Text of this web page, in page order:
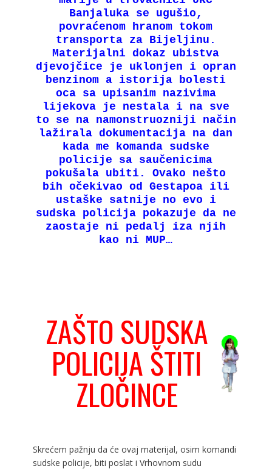
Banjaluka se ugušio,
povraćenom hranom tokom
transporta za Bijeljinu.
Materijalni dokaz ubistva
djevojčice je uklonjen i opran
benzinom a istorija bolesti
oca sa upisanim nazivima
lijekova je nestala i na sve
to se na namonstruozniji način
lažirala dokumentacija na dan
kada me komanda sudske
policije sa saučenicima
pokušala ubiti. Ovako nešto
bih očekivao od Gestapoa ili
ustaške satnije no evo i
sudska policija pokazuje da ne
zaostaje ni pedalj iza njih
kao ni MUP…
ZAŠTO SUDSKA
POLICIJA ŠTITI
ZLOČINCE
Skrećem pažnju da će ovaj materijal, osim komandi
sudske policije, biti poslat i Vrhovnom sudu